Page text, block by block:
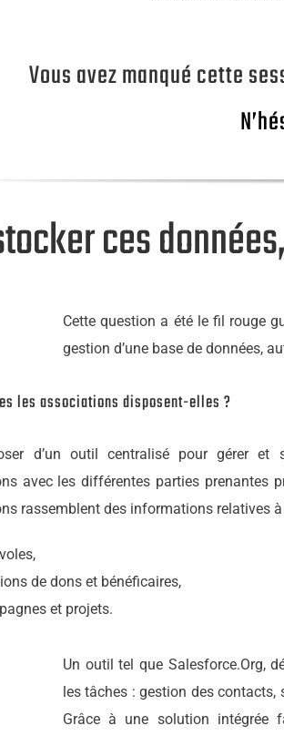
Vous avez manqué cette
ces
Cette question a été le fil rouge
gestion d’une base de données,
les associations disposent-elles ?
d’un outil centralisé pour gérer et
avec les différentes parties prenantes
rassemblent des informations relatives à
de dons et bénéficaires,
et projets.
Un outil tel que Salesforce.Org,
les tâches : gestion des
Grâce à une solution intégrée